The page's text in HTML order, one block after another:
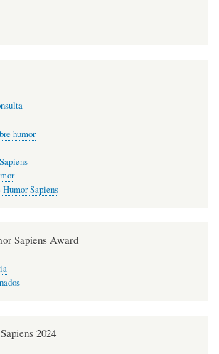
humor
Sapiens
Sapiens Award
2024